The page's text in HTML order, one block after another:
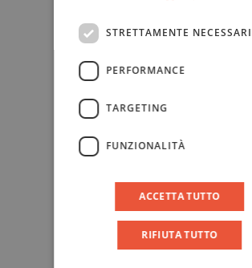
STRETTAMENTE NECESSARI
PERFORMANCE
TARGETING
FUNZIONALITÀ
ACCETTA TUTTO
RIFIUTA TUTTO